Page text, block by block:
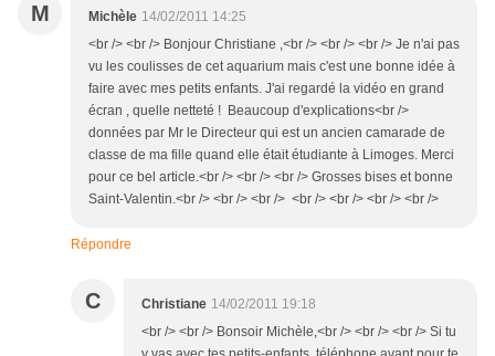
M Michèle 14/02/2011 14:25
<br /> <br /> Bonjour Christiane ,<br /> <br /> <br /> Je n'ai pas
vu les coulisses de cet aquarium mais c'est une bonne idée à
faire avec mes petits enfants. J'ai regardé la vidéo en grand
écran , quelle netteté ! Beaucoup d'explications<br />
données par Mr le Directeur qui est un ancien camarade de
classe de ma fille quand elle était étudiante à Limoges. Merci
pour ce bel article.<br /> <br /> <br /> Grosses bises et bonne
Saint-Valentin.<br /> <br /> <br /> <br /> <br /> <br /> <br />
Répondre
C Christiane 14/02/2011 19:18
<br /> <br /> Bonsoir Michèle,<br /> <br /> <br /> Si tu